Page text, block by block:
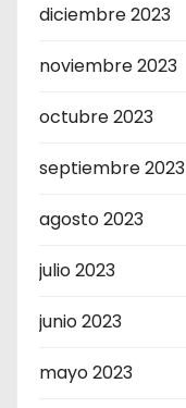
diciembre 2023
noviembre 2023
octubre 2023
septiembre 2023
agosto 2023
julio 2023
junio 2023
mayo 2023